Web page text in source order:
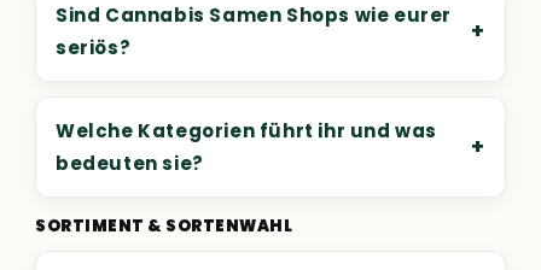
Sind Cannabis Samen Shops wie eurer
seriös?
+
Welche Kategorien führt ihr und was
bedeuten sie?
+
SORTIMENT & SORTENWAHL